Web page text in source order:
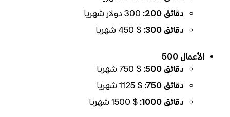
دقائق 200:
300 دولار شهريا
دقائق 300:
$ 450 شهريا
الأعمال 500
دقائق 500:
$ 750 شهريا
دقائق 750:
$ 1125 شهريا
دقائق 1000:
$ 1500 شهريا